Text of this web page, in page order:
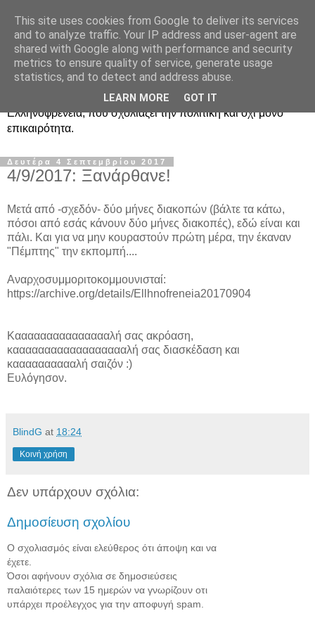
Ραδιοφωνική
Ελληνοφρένεια Unofficial
Η γνωστή ραδιοφωνική εκπομπή κατά κόσμον
Ελληνοφρένεια, που σχολιάζει την πολιτική και όχι μόνο
επικαιρότητα.
Δευτέρα 4 Σεπτεμβρίου 2017
4/9/2017: Ξανάρθανε!
Μετά από -σχεδόν- δύο μήνες διακοπών (βάλτε τα κάτω,
πόσοι από εσάς κάνουν δύο μήνες διακοπές), εδώ είναι και
πάλι. Και για να μην κουραστούν πρώτη μέρα, την έκαναν
"Πέμπτης" την εκπομπή....
Αναρχοσυμμοριτοκομμουνισταί:
https://archive.org/details/Ellhnofreneia20170904
Καααααααααααααααλή σας ακρόαση,
κααααααααααααααααααλή σας διασκέδαση και
κααααααααααλή σαιζόν :)
Ευλόγησον.
BlindG at 18:24
Κοινή χρήση
Δεν υπάρχουν σχόλια:
Δημοσίευση σχολίου
Ο σχολιασμός είναι ελεύθερος ότι άποψη και να
έχετε.
Όσοι αφήνουν σχόλια σε δημοσιεύσεις
παλαιότερες των 15 ημερών να γνωρίζουν οτι
υπάρχει προέλεγχος για την αποφυγή spam.
This site uses cookies from Google to deliver its services
and to analyze traffic. Your IP address and user-agent are
shared with Google along with performance and security
metrics to ensure quality of service, generate usage
statistics, and to detect and address abuse.
LEARN MORE GOT IT